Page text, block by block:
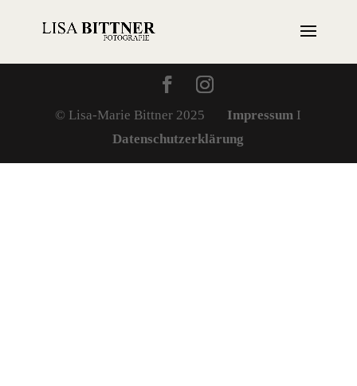
© Lisa-Marie Bittner 2025 Impressum I
Datenschutzerklärung